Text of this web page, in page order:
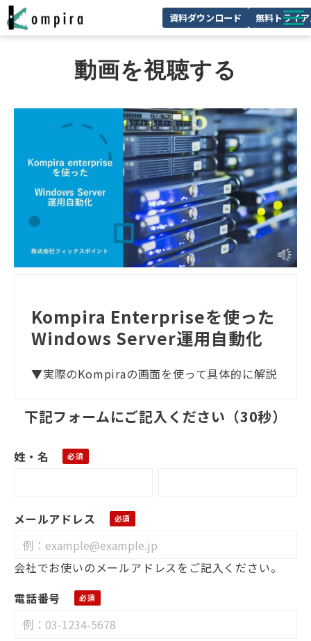
資料ダウンロード 無料トライ
サービス一覧
ユースケースを見る
お客様の声
技術情報
セミナー/イベント
お役立ちコラム
動画を視聴する
Kompira Enterpriseを使った
Windows Server運用自動化
▼実際のKompiraの画面を使って具体的に解説
下記フォームにご記入ください（30秒）
姓・名
メールアドレス
会社でお使いのメールアドレスをご記入ください。
電話番号